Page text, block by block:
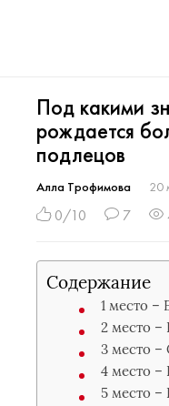
Под какими
рождается
подлецов
Алла Трофимова 20
0/10 7
Содержание
1 место –
2 место –
3 место –
4 место –
5 место